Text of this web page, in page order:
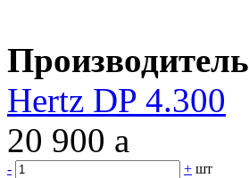
Производитель
Hertz DP 4.300
20 900 a
- + шт